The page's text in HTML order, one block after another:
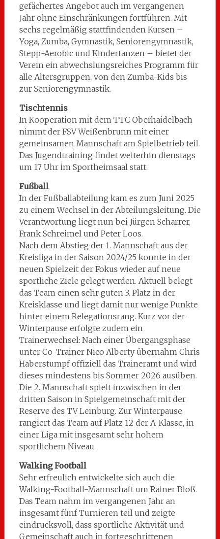
gefächertes Angebot auch im vergangenen
Jahr ohne Einschränkungen fortführen. Mit
sechs regelmäßig stattfindenden Kursen –
Yoga, Zumba, Gymnastik, Seniorengymnastik,
Stepp-Aerobic und Kindertanzen – bietet der
Verein ein abwechslungsreiches Programm für
alle Altersgruppen, von den Zumba-Kids bis
zur Seniorengymnastik.
Tischtennis
In Kooperation mit dem TTC Oberhaidelbach
nimmt der FSV Weißenbrunn mit einer
gemeinsamen Mannschaft am Spielbetrieb teil.
Das Jugendtraining findet weiterhin dienstags
um 17 Uhr im Sportheimsaal statt.
Fußball
In der Fußballabteilung kam es zum Juni 2025
zu einem Wechsel in der Abteilungsleitung. Die
Verantwortung liegt nun bei Jürgen Scharrer,
Frank Schreimel und Peter Loos.
Nach dem Abstieg der 1. Mannschaft aus der
Kreisliga in der Saison 2024/25 konnte in der
neuen Spielzeit der Fokus wieder auf neue
sportliche Ziele gelegt werden. Aktuell belegt
das Team einen sehr guten 3. Platz in der
Kreisklasse und liegt damit nur wenige Punkte
hinter einem Relegationsrang. Kurz vor der
Winterpause erfolgte zudem ein
Trainerwechsel: Nach einer Übergangsphase
unter Co-Trainer Nico Alberty übernahm Chris
Haberstumpf offiziell das Traineramt und wird
dieses mindestens bis Sommer 2026 ausüben.
Die 2. Mannschaft spielt inzwischen in der
dritten Saison in Spielgemeinschaft mit der
Reserve des TV Leinburg. Zur Winterpause
rangiert das Team auf Platz 12 der A-Klasse, in
einer Liga mit insgesamt sehr hohem
sportlichem Niveau.
Walking Football
Sehr erfreulich entwickelte sich auch die
Walking-Football-Mannschaft um Rainer Bloß.
Das Team nahm im vergangenen Jahr an
insgesamt fünf Turnieren teil und zeigte
eindrucksvoll, dass sportliche Aktivität und
Gemeinschaft auch in fortgeschrittenen